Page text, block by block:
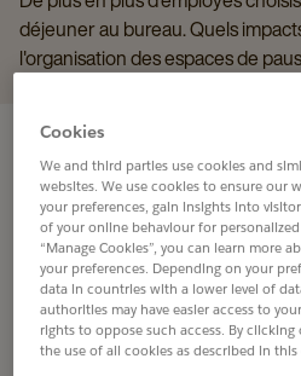
déjeuner au bureau. Quels
l'organisation des espaces de
Cookies
We and third parties use cookies and
websites. We use cookies to ensure our
your preferences, gain insights into
of your online behaviour for
“Manage Cookies”, you can learn more
your preferences. Depending on your
data in countries with a lower level of
authorities may have easier access to
rights to oppose such access. By clicking
the use of all cookies as described in